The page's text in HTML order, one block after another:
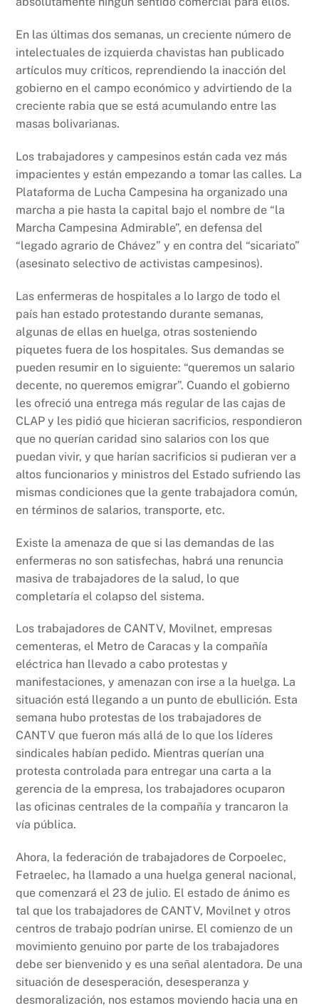
En las últimas dos semanas, un creciente número de
intelectuales de izquierda chavistas han publicado
artículos muy críticos, reprendiendo la inacción del
gobierno en el campo económico y advirtiendo de la
creciente rabia que se está acumulando entre las
masas bolivarianas.
Los trabajadores y campesinos están cada vez más
impacientes y están empezando a tomar las calles. La
Plataforma de Lucha Campesina ha organizado una
marcha a pie hasta la capital bajo el nombre de “la
Marcha Campesina Admirable”, en defensa del
“legado agrario de Chávez” y en contra del “sicariato”
(asesinato selectivo de activistas campesinos).
Las enfermeras de hospitales a lo largo de todo el
país han estado protestando durante semanas,
algunas de ellas en huelga, otras sosteniendo
piquetes fuera de los hospitales. Sus demandas se
pueden resumir en lo siguiente: “queremos un salario
decente, no queremos emigrar”. Cuando el gobierno
les ofreció una entrega más regular de las cajas de
CLAP y les pidió que hicieran sacrificios, respondieron
que no querían caridad sino salarios con los que
puedan vivir, y que harían sacrificios si pudieran ver a
altos funcionarios y ministros del Estado sufriendo las
mismas condiciones que la gente trabajadora común,
en términos de salarios, transporte, etc.
Existe la amenaza de que si las demandas de las
enfermeras no son satisfechas, habrá una renuncia
masiva de trabajadores de la salud, lo que
completaría el colapso del sistema.
Los trabajadores de CANTV, Movilnet, empresas
cementeras, el Metro de Caracas y la compañía
eléctrica han llevado a cabo protestas y
manifestaciones, y amenazan con irse a la huelga. La
situación está llegando a un punto de ebullición. Esta
semana hubo protestas de los trabajadores de
CANTV que fueron más allá de lo que los líderes
sindicales habían pedido. Mientras querían una
protesta controlada para entregar una carta a la
gerencia de la empresa, los trabajadores ocuparon
las oficinas centrales de la compañía y trancaron la
vía pública.
Ahora, la federación de trabajadores de Corpoelec,
Fetraelec, ha llamado a una huelga general nacional,
que comenzará el 23 de julio. El estado de ánimo es
tal que los trabajadores de CANTV, Movilnet y otros
centros de trabajo podrían unirse. El comienzo de un
movimiento genuino por parte de los trabajadores
debe ser bienvenido y es una señal alentadora. De una
situación de desesperación, desesperanza y
desmoralización, nos estamos moviendo hacia una en